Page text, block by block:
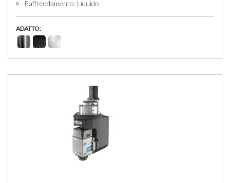
Raffreddamento: Liquido
ADATTO: